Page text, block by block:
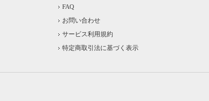
FAQ
お問い合わせ
サービス利用規約
特定商取引法に基づく表示